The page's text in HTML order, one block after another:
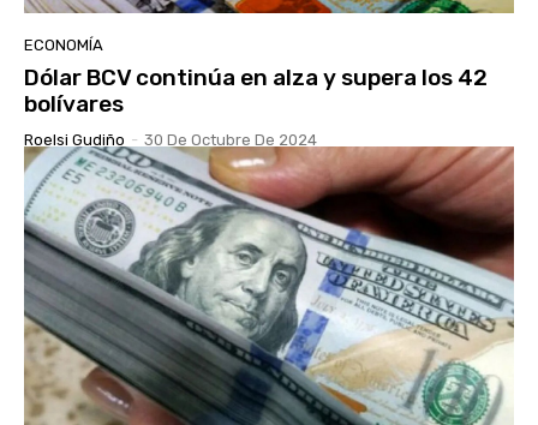
ECONOMÍA
Dólar BCV continúa en alza y supera los 42
bolívares
Roelsi Gudiño - 30 De Octubre De 2024